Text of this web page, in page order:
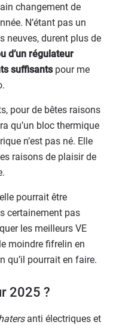
changement de
N’étant pas un
neuves, durent plus de
d’un régulateur
suffisantspour me
pour de bêtes raisons
qu’un bloc thermique
n’est pas né. Elle
raisons de plaisir de
pourrait être
certainement pas
les meilleurs VE
moindre fifrelin en
qu’il pourrait en faire.
2025 ?
anti électriques et